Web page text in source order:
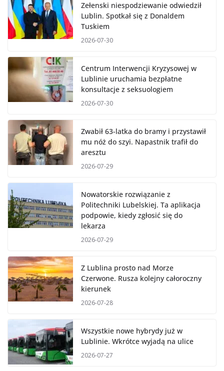
Zełenski niespodziewanie odwiedził
Lublin. Spotkał się z Donaldem
Tuskiem
2026-07-30
Centrum Interwencji Kryzysowej w
Lublinie uruchamia bezpłatne
konsultacje z seksuologiem
2026-07-30
Zwabił 63-latka do bramy i przystawił
mu nóż do szyi. Napastnik trafił do
aresztu
2026-07-29
Nowatorskie rozwiązanie z
Politechniki Lubelskiej. Ta aplikacja
podpowie, kiedy zgłosić się do
lekarza
2026-07-29
Z Lublina prosto nad Morze
Czerwone. Rusza kolejny całoroczny
kierunek
2026-07-28
Wszystkie nowe hybrydy już w
Lublinie. Wkrótce wyjadą na ulice
2026-07-27